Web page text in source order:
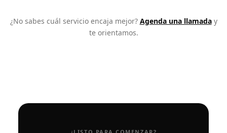
¿No sabes cuál servicio encaja mejor? Agenda una llamaday
te orientamos.